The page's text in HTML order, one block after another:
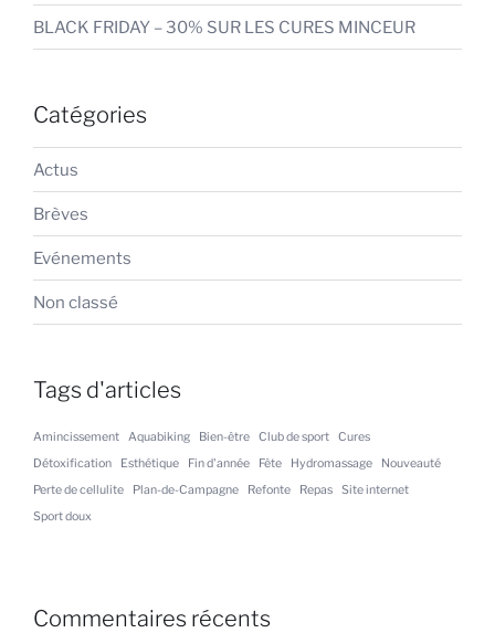
BLACK FRIDAY – 30% SUR LES CURES MINCEUR
Catégories
Actus
Brèves
Evénements
Non classé
Tags d'articles
Amincissement Aquabiking Bien-être Club de sport
Cures
Détoxification
Esthétique Fin d'année Fête Hydromassage
Nouveauté
Perte de cellulite
Plan-de-Campagne Refonte Repas
Site internet
Sport doux
Commentaires récents